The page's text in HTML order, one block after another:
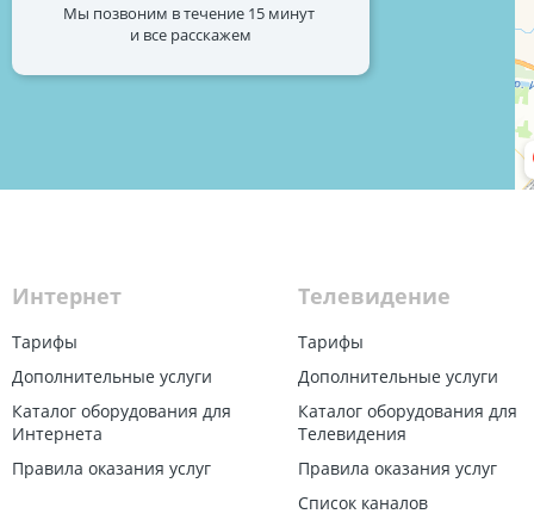
Мы позвоним в течение 15 минут
и все расскажем
Интернет
Тарифы
Дополнительные услуги
Каталог оборудования для
Интернета
Правила оказания услуг
Телевидение
Тарифы
Дополнительные услуги
Каталог оборудования для
Телевидения
Правила оказания услуг
Список каналов